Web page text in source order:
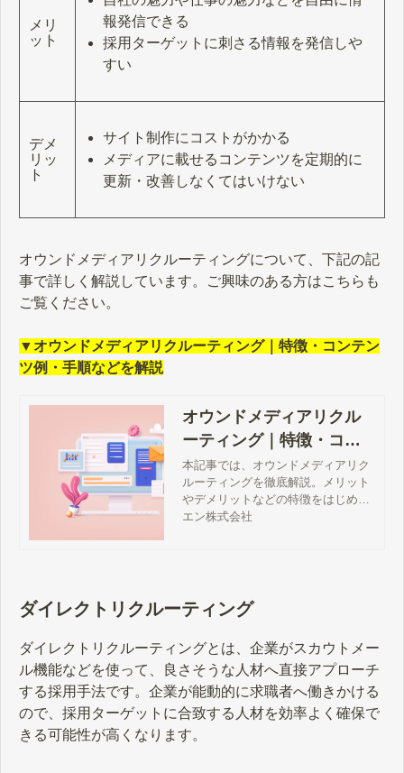
メリ
ット
報発信できる
採用ターゲットに刺さる情報を発信しや
すい
デメ
リッ
ト
サイト制作にコストがかかる
メディアに載せるコンテンツを定期的に
更新・改善しなくてはいけない
オウンドメディアリクルーティングについて、下記の記
事で詳しく解説しています。ご興味のある方はこちらも
ご覧ください。
▼オウンドメディアリクルーティング｜特徴・コンテン
ツ例・手順などを解説
オウンドメディアリクル
ーティング｜特徴・コン
テンツ例・手順などを解
説
本記事では、オウンドメディアリク
ルーティングを徹底解説。メリット
やデメリットなどの特徴をはじめ、
実施するにあたり必要なコンテン
エン株式会社
ダイレクトリクルーティング
ダイレクトリクルーティングとは、企業がスカウトメー
ル機能などを使って、良さそうな人材へ直接アプローチ
する採用手法です。企業が能動的に求職者へ働きかける
ので、採用ターゲットに合致する人材を効率よく確保で
きる可能性が高くなります。